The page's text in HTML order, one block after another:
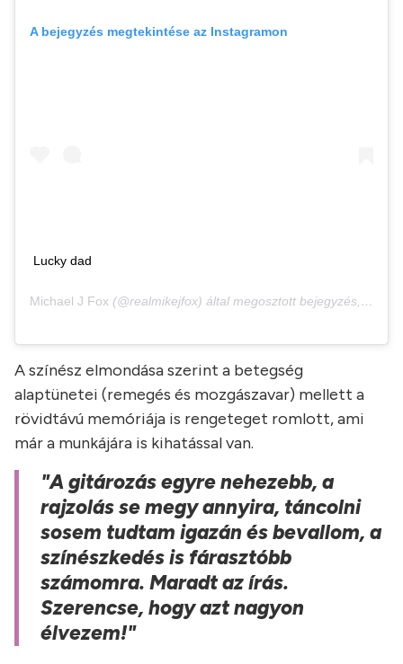
A bejegyzés megtekintése az Instagramon
Lucky dad
Michael J Fox (@realmikejfox) által megosztott bejegyzés, Jún
A színész elmondása szerint a betegség
alaptünetei (remegés és mozgászavar) mellett a
rövidtávú memóriája is rengeteget romlott, ami
már a munkájára is kihatással van.
"A gitározás egyre nehezebb, a
rajzolás se megy annyira, táncolni
sosem tudtam igazán és bevallom, a
színészkedés is fárasztóbb
számomra. Maradt az írás.
Szerencse, hogy azt nagyon
élvezem!"